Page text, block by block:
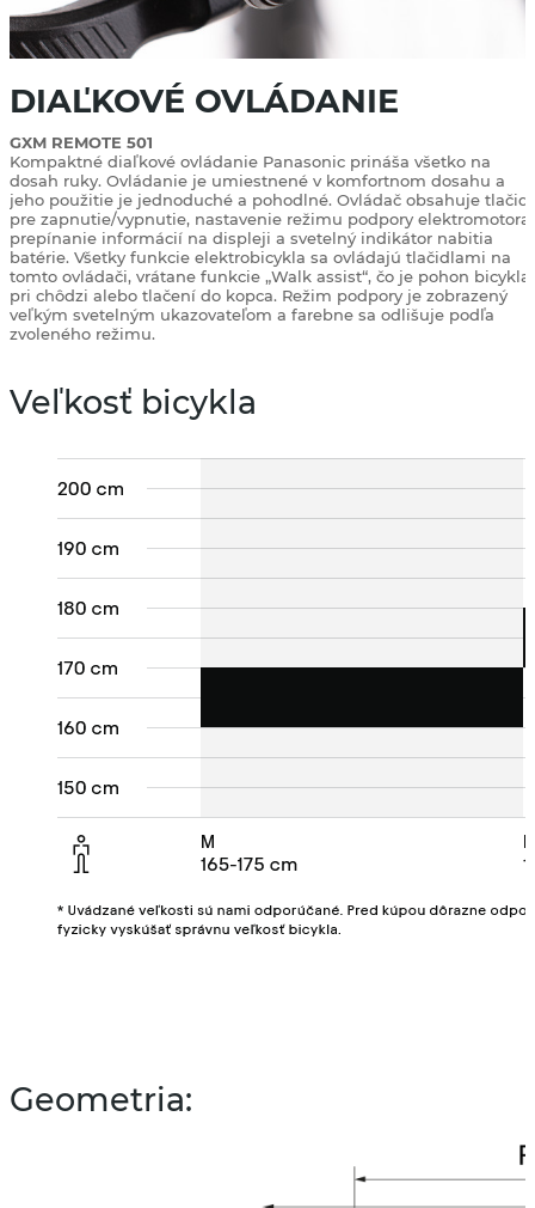
DIAĽKOVÉ OVLÁDANIE
GXM REMOTE 501
Kompaktné diaľkové ovládanie Panasonic prináša všetko na
dosah ruky. Ovládanie je umiestnené v komfortnom dosahu a
jeho použitie je jednoduché a pohodlné. Ovládač obsahuje
pre zapnutie/vypnutie, nastavenie režimu podpory elektromotora,
prepínanie informácií na displeji a svetelný indikátor nabitia
batérie. Všetky funkcie elektrobicykla sa ovládajú tlačidlami na
tomto ovládači, vrátane funkcie „Walk assist“, čo je pohon bicykla
pri chôdzi alebo tlačení do kopca. Režim podpory je zobrazený
veľkým svetelným ukazovateľom a farebne sa odlišuje podľa
zvoleného režimu.
Veľkosť bicykla
Geometria: